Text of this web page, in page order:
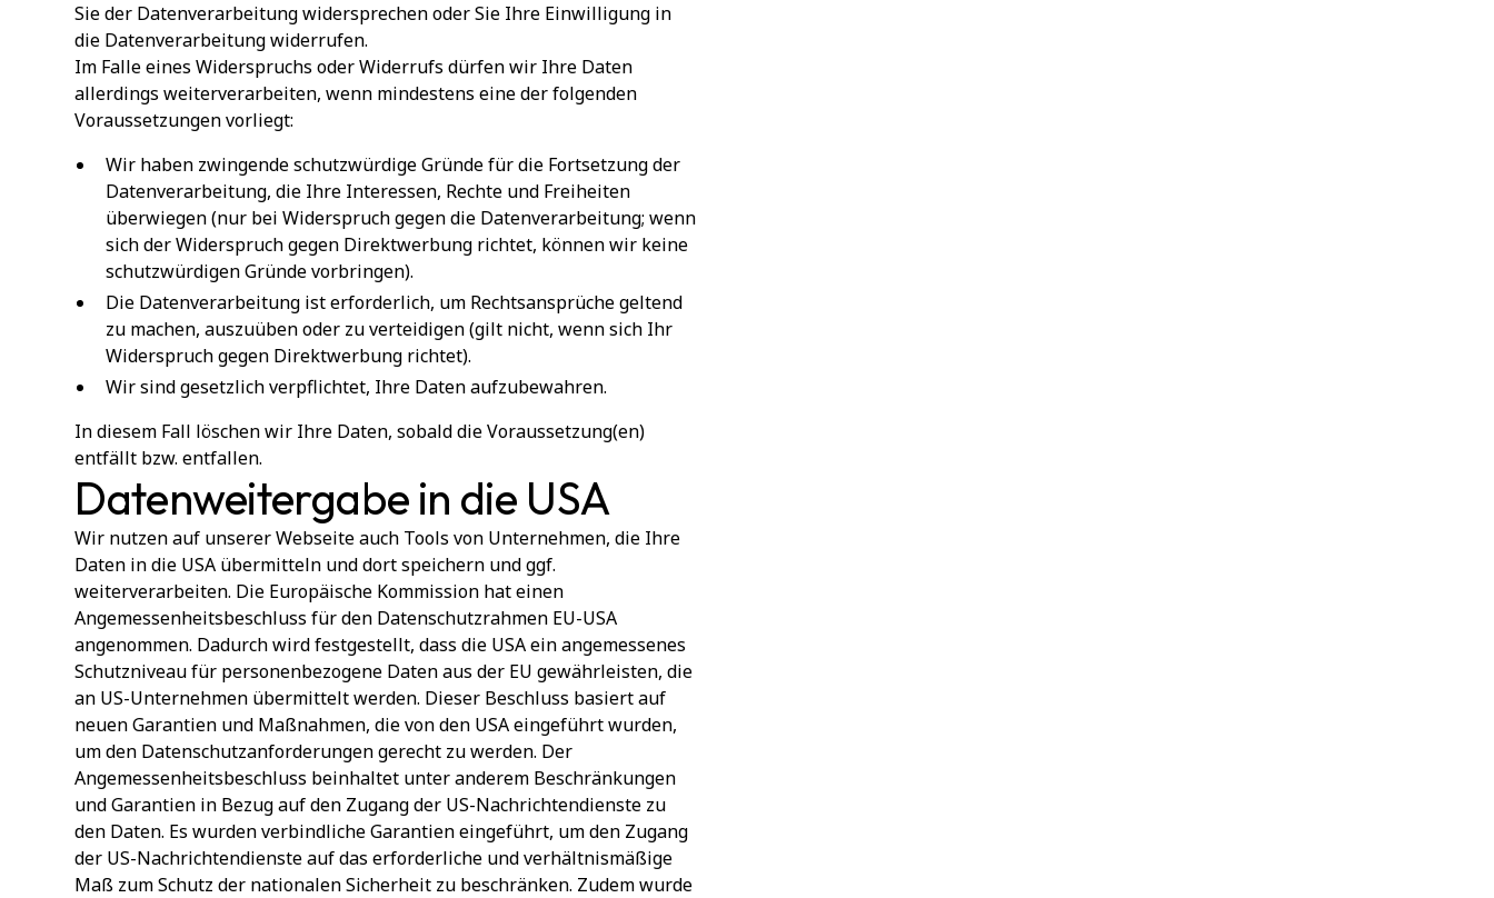
Sie der Datenverarbeitung widersprechen oder Sie Ihre Einwilligung in
die Datenverarbeitung widerrufen.
Im Falle eines Widerspruchs oder Widerrufs dürfen wir Ihre Daten
allerdings weiterverarbeiten, wenn mindestens eine der folgenden
Voraussetzungen vorliegt:
Wir haben zwingende schutzwürdige Gründe für die Fortsetzung der
Datenverarbeitung, die Ihre Interessen, Rechte und Freiheiten
überwiegen (nur bei Widerspruch gegen die Datenverarbeitung; wenn
sich der Widerspruch gegen Direktwerbung richtet, können wir keine
schutzwürdigen Gründe vorbringen).
Die Datenverarbeitung ist erforderlich, um Rechtsansprüche geltend
zu machen, auszuüben oder zu verteidigen (gilt nicht, wenn sich Ihr
Widerspruch gegen Direktwerbung richtet).
Wir sind gesetzlich verpflichtet, Ihre Daten aufzubewahren.
In diesem Fall löschen wir Ihre Daten, sobald die Voraussetzung(en)
entfällt bzw. entfallen.
Datenweitergabe in die USA
Wir nutzen auf unserer Webseite auch Tools von Unternehmen, die Ihre
Daten in die USA übermitteln und dort speichern und ggf.
weiterverarbeiten. Die Europäische Kommission hat einen
Angemessenheitsbeschluss für den Datenschutzrahmen EU-USA
angenommen. Dadurch wird festgestellt, dass die USA ein angemessenes
Schutzniveau für personenbezogene Daten aus der EU gewährleisten, die
an US-Unternehmen übermittelt werden. Dieser Beschluss basiert auf
neuen Garantien und Maßnahmen, die von den USA eingeführt wurden,
um den Datenschutzanforderungen gerecht zu werden. Der
Angemessenheitsbeschluss beinhaltet unter anderem Beschränkungen
und Garantien in Bezug auf den Zugang der US-Nachrichtendienste zu
den Daten. Es wurden verbindliche Garantien eingeführt, um den Zugang
der US-Nachrichtendienste auf das erforderliche und verhältnismäßige
Maß zum Schutz der nationalen Sicherheit zu beschränken. Zudem wurde